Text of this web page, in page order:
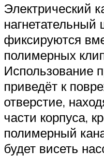
Электрический
нагнетательный
фиксируются
полимерных
Использование
приведёт к
отверстие,
части корпуса,
полимерный
будет висеть